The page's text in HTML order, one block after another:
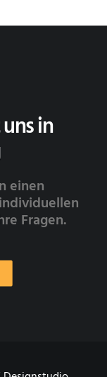
in
einen
Fragen.